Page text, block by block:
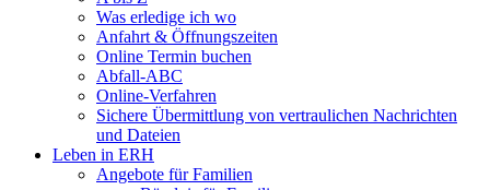
Was erledige ich wo
Anfahrt & Öffnungszeiten
Online Termin buchen
Abfall-ABC
Online-Verfahren
Sichere Übermittlung von vertraulichen Nachrichten
und Dateien
Leben in ERH
Angebote für Familien